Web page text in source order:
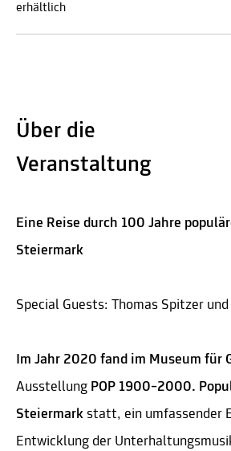
erhältlich
Über die
Veranstaltung
Eine Reise durch 100 Jahre
Steiermark
Special Guests: Thomas Spitzer
Im Jahr 2020 fand im Museum für
Ausstellung POP 1900–2000.
Steiermark statt, ein umfassender
Entwicklung der